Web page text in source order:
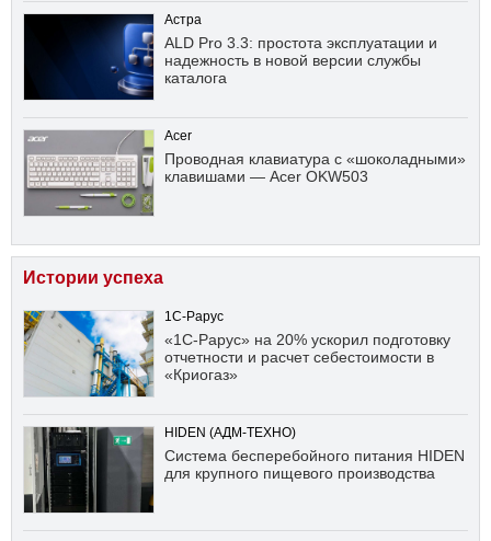
Астра
ALD Pro 3.3: простота эксплуатации и
надежность в новой версии службы
каталога
Acer
Проводная клавиатура с «шоколадными»
клавишами — Acer OKW503
Истории успеха
1С-Рарус
«1С-Рарус» на 20% ускорил подготовку
отчетности и расчет себестоимости в
«Криогаз»
HIDEN (АДМ-ТЕХНО)
Система бесперебойного питания HIDEN
для крупного пищевого производства